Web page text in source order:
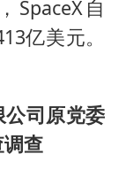
SpaceX自
亿美元。
司原党委
查